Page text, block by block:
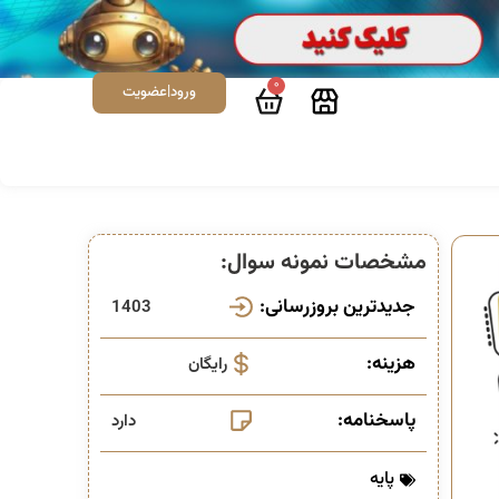
0 ورود|عضویت
مشخصات نمونه سوال:
جدیدترین بروزرسانی: 1403
هزینه: رایگان
پاسخنامه: دارد
پایه